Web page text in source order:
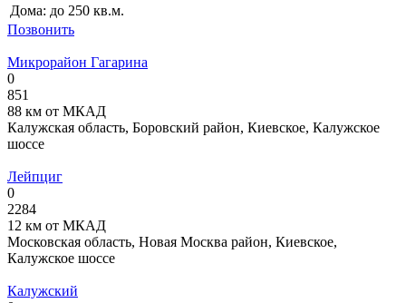
Дома: до 250 кв.м.
Позвонить
Микрорайон Гагарина
0
851
88 км от МКАД
Калужская область, Боровский район, Киевское, Калужское
шоссе
Лейпциг
0
2284
12 км от МКАД
Московская область, Новая Москва район, Киевское,
Калужское шоссе
Калужский